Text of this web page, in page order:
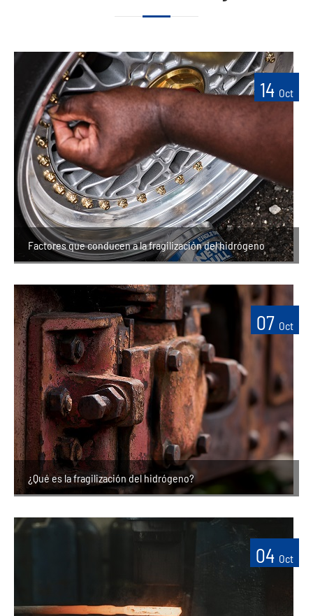
14 Oct
Factores que conducen a la fragilización del hidrógeno
07 Oct
¿Qué es la fragilización del hidrógeno?
04 Oct